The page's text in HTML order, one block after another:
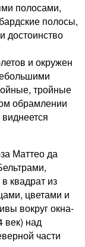
полосами,
полосы,
достоинство
и окружен
тройные
обрамлении
Маттео да
квадрат из
цветами и
вокруг окна-
век) над
части